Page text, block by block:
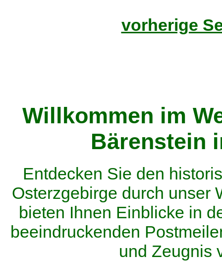
vorherige
Willkommen im
Bärenstein
Entdecken Sie den
Osterzgebirge durch unser
bieten Ihnen Einblicke in
beeindruckenden
und Zeugnis